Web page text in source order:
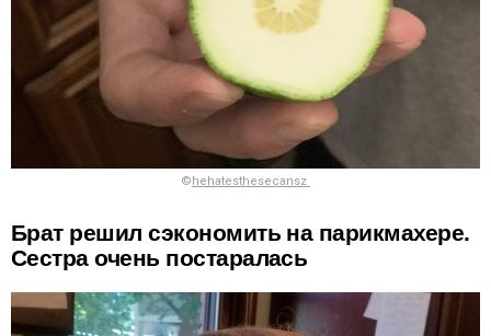
© hehatesthesecansz
Брат решил сэкономить на парикмахере.
Сестра очень постаралась